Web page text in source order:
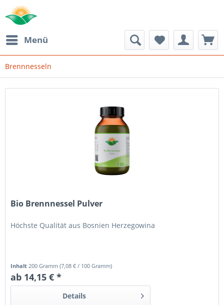
Menü
Brennnesseln
Bio Brennnessel Pulver
Höchste Qualität aus Bosnien Herzegowina
Inhalt200 Gramm(7,08 € / 100 Gramm)
ab 14,15 € *
Details